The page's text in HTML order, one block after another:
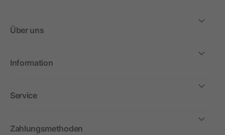
Über uns
Information
Service
Zahlungsmethoden